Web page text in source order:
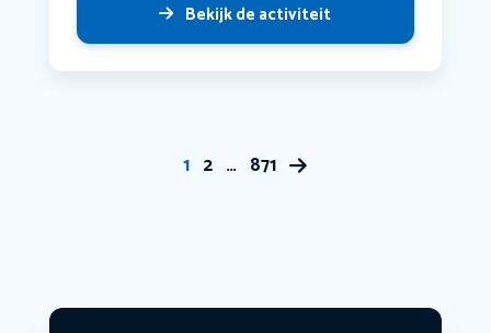
Bekijk de activiteit
1 2 … 871